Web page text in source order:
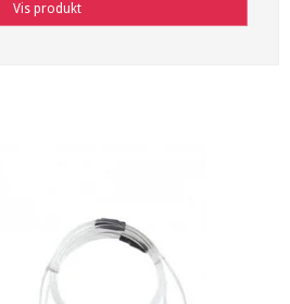
Vis produkt